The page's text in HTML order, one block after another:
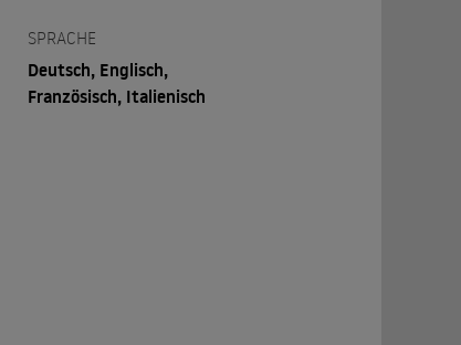
SPRACHE
Deutsch, Englisch,
Französisch, Italienisch